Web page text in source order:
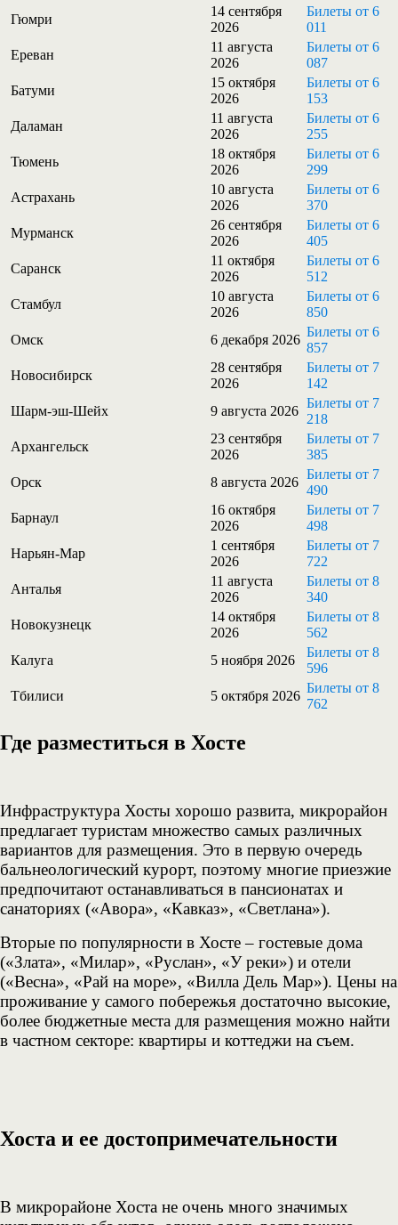
Гюмри
14 сентября
2026
Билеты от 6
011
Ереван
11 августа
2026
Билеты от 6
087
Батуми
15 октября
2026
Билеты от 6
153
Даламан
11 августа
2026
Билеты от 6
255
Тюмень
18 октября
2026
Билеты от 6
299
Астрахань
10 августа
2026
Билеты от 6
370
Мурманск
26 сентября
2026
Билеты от 6
405
Саранск
11 октября
2026
Билеты от 6
512
Стамбул
10 августа
2026
Билеты от 6
850
Омск
6 декабря 2026
Билеты от 6
857
Новосибирск
28 сентября
2026
Билеты от 7
142
Шарм-эш-Шейх
9 августа 2026
Билеты от 7
218
Архангельск
23 сентября
2026
Билеты от 7
385
Орск
8 августа 2026
Билеты от 7
490
Барнаул
16 октября
2026
Билеты от 7
498
Нарьян-Мар
1 сентября
2026
Билеты от 7
722
Анталья
11 августа
2026
Билеты от 8
340
Новокузнецк
14 октября
2026
Билеты от 8
562
Калуга
5 ноября 2026
Билеты от 8
596
Тбилиси
5 октября 2026
Билеты от 8
762
Где разместиться в Хосте
Инфраструктура Хосты хорошо развита, микрорайон
предлагает туристам множество самых различных
вариантов для размещения. Это в первую очередь
бальнеологический курорт, поэтому многие приезжие
предпочитают останавливаться в пансионатах и
санаториях («Авора», «Кавказ», «Светлана»).
Вторые по популярности в Хосте – гостевые дома
(«Злата», «Милар», «Руслан», «У реки») и отели
(«Весна», «Рай на море», «Вилла Дель Мар»). Цены на
проживание у самого побережья достаточно высокие,
более бюджетные места для размещения можно найти
в частном секторе: квартиры и коттеджи на съем.
Хоста и ее достопримечательности
В микрорайоне Хоста не очень много значимых